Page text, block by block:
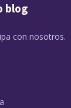
blog
con nosotros.